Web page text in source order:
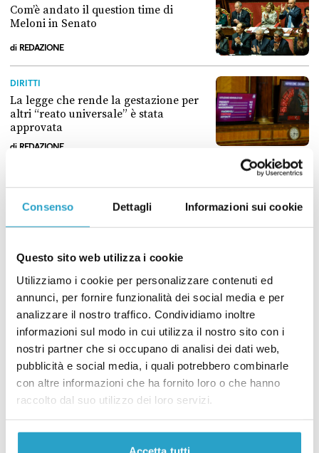
Consenso Dettagli Informazioni sui cookie
Questo sito web utilizza i cookie
Utilizziamo i cookie per personalizzare contenuti ed
annunci, per fornire funzionalità dei social media e per
analizzare il nostro traffico. Condividiamo inoltre
informazioni sul modo in cui utilizza il nostro sito con i
nostri partner che si occupano di analisi dei dati web,
pubblicità e social media, i quali potrebbero combinarle
con altre informazioni che ha fornito loro o che hanno
raccolto dal suo utilizzo dei loro servizi.
Com’è andato il question time di
Meloni in Senato
di REDAZIONE
DIRITTI
La legge che rende la gestazione per
altri “reato universale” è stata
approvata
di REDAZIONE
La legge che rende la gestazione per altri “reato universale” è stata
Il Senato ha approvato una stretta
alle intercettazioni
Il Senato ha approvato una stretta alle intercettazioni
I codici di condotta per i
parlamentari contano poco
di FEDERICO GONZATO
I codici di condotta per i parlamentari contano poco
PARLAMENTO
Che cosa è successo nella rissa alla
Camera
diFEDERICO GONZATO